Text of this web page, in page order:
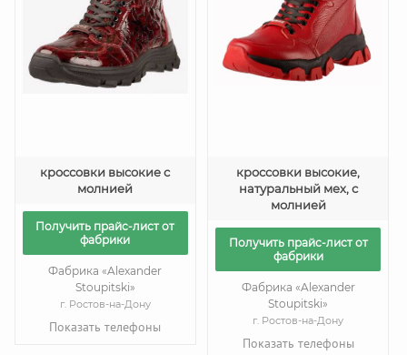
кроссовки высокие с
молнией
Получить прайс-лист от
фабрики
Фабрика «Alexander
Stoupitski»
г. Ростов-на-Дону
Показать телефоны
кроссовки высокие,
натуральный мех, с
молнией
Получить прайс-лист от
фабрики
Фабрика «Alexander
Stoupitski»
г. Ростов-на-Дону
Показать телефоны